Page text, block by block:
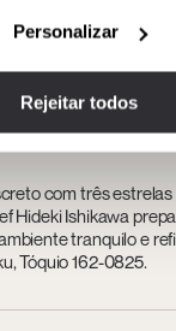
Personalizar
Rejeitar todos
combina com
com três estrelas
Hideki Ishikawa
tranquilo e
Tóquio 162-0825.